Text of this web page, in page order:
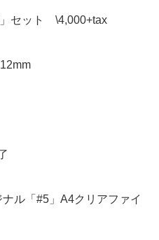
セット \4,000+tax
ル「#5」A4クリアファイ